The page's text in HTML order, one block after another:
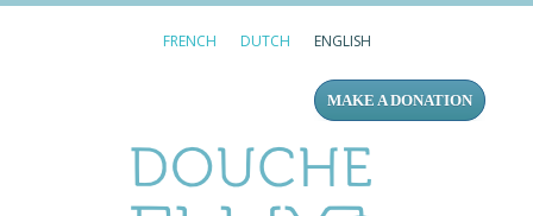
FRENCH DUTCH ENGLISH
MAKE A DONATION